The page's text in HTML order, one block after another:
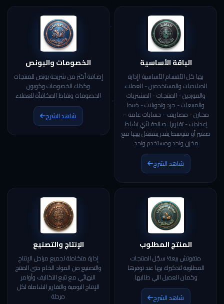
الباقة الأساسية
بها كل الأقسام الأساسية (إدارة
الصلاحيات والمستخدمين - العملاء
والموردين - المنتجات - المشتريات
والمبيعات - جرد وتحويلات - ضبط
مخازن - مصاريف - حسابات عامة –
إعدادات - تقارير). صالحة لأي نشاط
صغير أو متوسط يقدر يشتغل بيها مع
مخزن واحد ومستخدم واحد.
شاهد الشرح
الخصومات والبونص
إضافة أكثر من شريحة بونص للمنتجات
وكذلك الخصومات وكوبون
الخصومات ونقاط المكافأة للعملاء
شاهد الشرح
المنتج المطلوب
متفوتش بيعة! سجّل المنتجات
المطلوبة لتذكيرك بها عند توفرها
وكمان العميل اللي طالبها
شاهد الشرح
الإنتاج والتصنيع
إدارة متكاملة لجميع مراحل الإنتاج
والتصنيع من المواد الخام حتى المنتج
النهائي مع تتبع التكاليف وأوامر
الإنتاج اليومية والتقارير الشاملة لكل
مرحلة